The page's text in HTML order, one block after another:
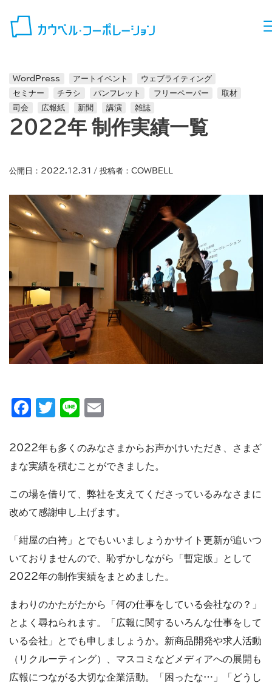
WordPress アートイベント
ウェブライティング
セミナー
チラシ パンフレット フリーペーパー
取材
司会
広報紙 新聞 講演 雑誌
2022年 制作実績一覧
公開日： 2022.12.31 / 投稿者： COWBELL
Facebook
Twitter
Line
2022年も多くのみなさまからお声かけいただき、さまざ
まな実績を積むことができました。
この場を借りて、弊社を支えてくださっているみなさまに
改めて感謝申し上げます。
「紺屋の白袴」とでもいいましょうかサイト更新が追いつ
いておりませんので、恥ずかしながら「暫定版」として
2022年の制作実績をまとめました。
まわりのかたがたから「何の仕事をしている会社なの？」
とよく尋ねられます。「広報に関するいろんな仕事をして
いる会社」とでも申しましょうか。新商品開発や求人活動
（リクルーティング）、マスコミなどメディアへの展開も
広報につながる大切な企業活動。「困ったな…」「どうし